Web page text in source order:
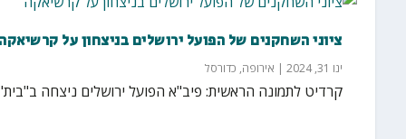
ציוני השחקנים של הפועל ירושלים בניצחון על
ינו 31, 2024 | אירופה, כדורסל
קרדיט לתמונה הראשית: פיב"א הפועל ירושלים ניצחה ב"בית" 73:84 את קרשיאקה